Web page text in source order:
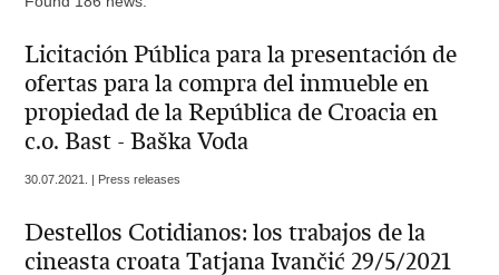
Licitación Pública para la presentación de
ofertas para la compra del inmueble en
propiedad de la República de Croacia en
c.o. Bast - Baška Voda
30.07.2021. | Press releases
Destellos Cotidianos: los trabajos de la
cineasta croata Tatjana Ivančić 29/5/2021